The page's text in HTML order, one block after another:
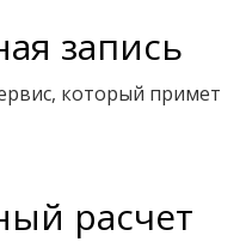
запись
который примет
расчет